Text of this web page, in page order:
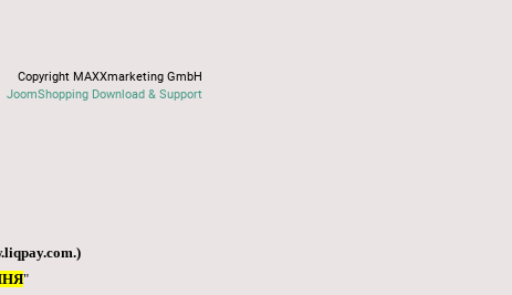
Copyright MAXXmarketing GmbH
JoomShopping Download & Support
.)
"